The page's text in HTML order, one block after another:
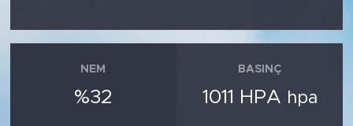
NEM
%32
BASINÇ
1011 HPA hpa